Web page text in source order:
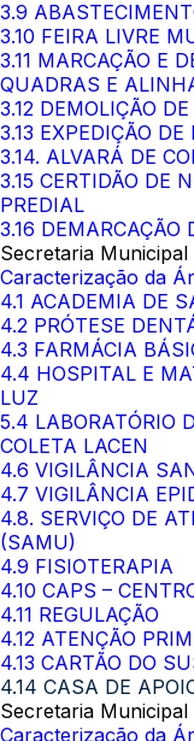
3.9
3.10 FEIRA LIVRE
3.11 MARCAÇÃO E
QUADRAS E
3.12 DEMOLIÇÃO
3.13 EXPEDIÇÃO
3.14. ALVARÁ DE
3.15 CERTIDÃO DE
PREDIAL
3.16 DEMARCAÇÃO
Secretaria Municipal
Caracterização da
4.1 ACADEMIA DE
4.2 PRÓTESE
4.3 FARMÁCIA
4.4 HOSPITAL E
LUZ
5.4 LABORATÓRIO
COLETA LACEN
4.6 VIGILÂNCIA
4.7 VIGILÂNCIA
4.8. SERVIÇO DE
(SAMU)
4.9 FISIOTERAPIA
4.10 CAPS –
4.11 REGULAÇÃO
4.12 ATENÇÃO
4.13 CARTÃO DO
4.14 CASA DE
Secretaria
Caracterização da